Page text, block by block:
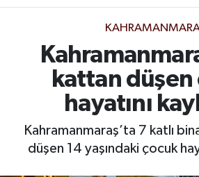
kattan düşen
hayatını
Kahramanmaraş’ta 7 katlı
düşen 14 yaşındaki çocuk
KAHRAMANMARAŞ
SPOR
SİYASET
EKONOMİ
Kahramanmaraş Hava
Kahramanmaraş Trafik
Süper Lig Puan Durumu ve
Tüm Manşetler